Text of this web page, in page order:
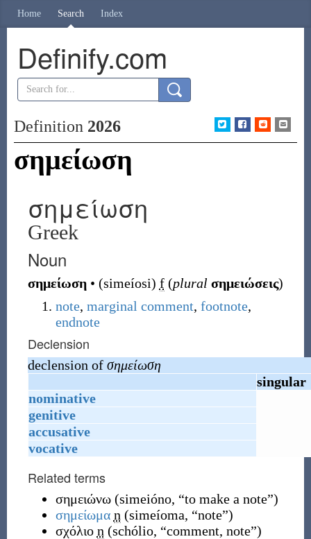
Home Search Index
Definify.com
Definition 2026
σημείωση
σημείωση
Greek
Noun
σημείωση • (simeíosi) f (plural σημειώσεις)
note, marginal comment, footnote,
endnote
Declension
declension of σημείωση
singular
nominative
genitive
accusative
vocative
Related terms
σημειώνω (simeióno, “to make a note”)
σημείωμα n (simeíoma, “note”)
σχόλιο n (schólio, “comment, note”)